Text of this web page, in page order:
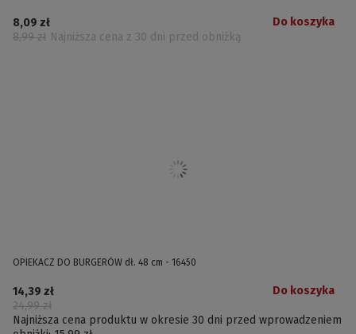
8,09 zł
8,99 zł Najniższa cena z 30 dni przed obniżką
Do koszyka
OPIEKACZ DO BURGERÓW dł. 48 cm - 16450
14,39 zł
24,99 zł
Najniższa cena produktu w okresie 30 dni przed wprowadzeniem
Do koszyka